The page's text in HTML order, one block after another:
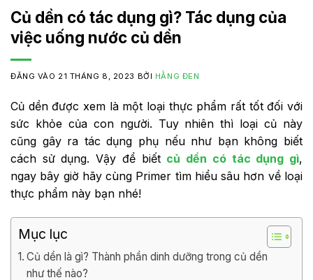
Củ dền có tác dụng gì? Tác dụng của
việc uống nước củ dền
ĐĂNG VÀO 21 THÁNG 8, 2023 BỞI HẰNG ĐEN
Củ dền được xem là một loại thực phẩm rất tốt đối với
sức khỏe của con người. Tuy nhiên thì loại củ này
cũng gây ra tác dụng phụ nếu như bạn không biết
cách sử dụng. Vậy để biết củ dền có tác dụng gì,
ngay bây giờ hãy cùng Primer tìm hiểu sâu hơn về loại
thực phẩm này bạn nhé!
Mục lục
Củ dền là gì? Thành phần dinh dưỡng trong củ dền
như thế nào?